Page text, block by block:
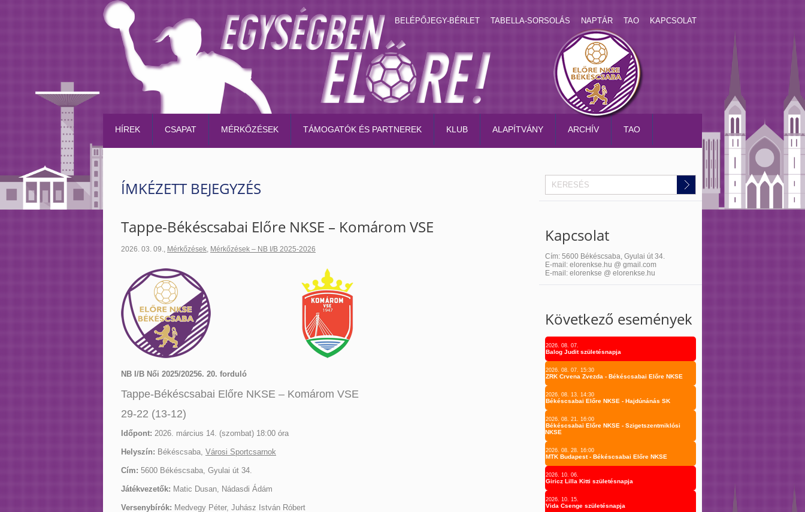
BELÉPŐJEGY-BÉRLET TABELLA-SORSOLÁS NAPTÁR TAO KAPCSOLAT
HÍREK CSAPAT MÉRKŐZÉSEK TÁMOGATÓK ÉS PARTNEREK KLUB ALAPÍTVÁNY ARCHÍV TAO
Kapcsolat
Cím: 5600 Békéscsaba, Gyulai út 34.
E-mail: elorenkse.hu @ gmail.com
E-mail: elorenkse @ elorenkse.hu
Következő események
2026. 08. 07.
Balog Judit születésnapja
2026. 08. 07. 15:30
ZRK Crvena Zvezda - Békéscsabai Előre NKSE
2026. 08. 13. 14:30
Békéscsabai Előre NKSE - Hajdúnánás SK
2026. 08. 21. 16:00
Békéscsabai Előre NKSE - Szigetszentmiklósi
NKSE
2026. 08. 28. 16:00
MTK Budapest - Békéscsabai Előre NKSE
2026. 10. 06.
Giricz Lilla Kitti születésnapja
2026. 10. 15.
Vida Csenge születésnapja
ÍMKÉZETT BEJEGYZÉS
Tappe-Békéscsabai Előre NKSE – Komárom VSE
2026. 03. 09., Mérkőzések, Mérkőzések – NB I/B 2025-2026
NB I/B Női 2025/20256. 20. forduló
Tappe-Békéscsabai Előre NKSE – Komárom VSE
29-22 (13-12)
Időpont: 2026. március 14. (szombat) 18:00 óra
Helyszín: Békéscsaba, Városi Sportcsarnok
Cím: 5600 Békéscsaba, Gyulai út 34.
Játékvezetők: Matic Dusan, Nádasdi Ádám
Versenybírók: Medvegy Péter, Juhász István Róbert